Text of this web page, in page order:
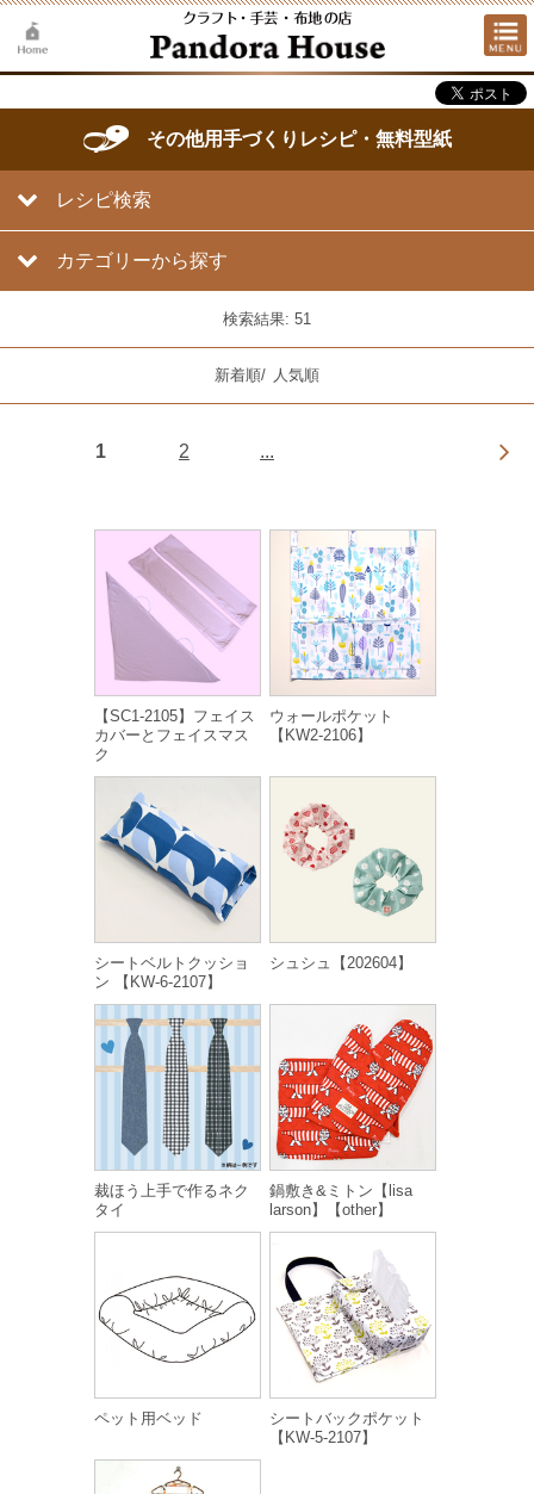
その他用手づくりレシピ・無料型紙
レシピ検索
カテゴリーから探す
検索結果: 51
新着順/ 人気順
1 2 ...
【SC1-2105】フェイス
カバーとフェイスマス
ク
ウォールポケット
【KW2-2106】
シートベルトクッショ
ン 【KW-6-2107】
シュシュ【202604】
裁ほう上手で作るネク
タイ
鍋敷き&ミトン【lisa
larson】【other】
ペット用ベッド
シートバックポケット
【KW-5-2107】